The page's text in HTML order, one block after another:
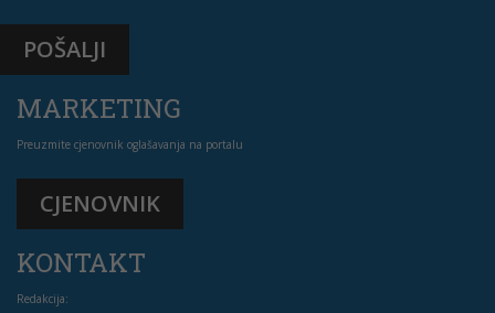
POŠALJI
MARKETING
Preuzmite cjenovnik oglašavanja na portalu
CJENOVNIK
KONTAKT
Redakcija: